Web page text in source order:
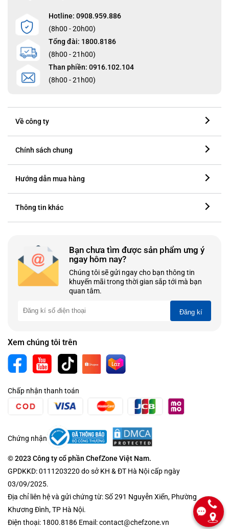
Hotline: 0908.959.886
(8h00 - 20h00)
Tổng đài: 1800.8186
(8h00 - 21h00)
Than phiền: 0916.102.104
(8h00 - 21h00)
Về công ty
Chính sách chung
Hướng dẫn mua hàng
Thông tin khác
Bạn chưa tìm được sản phẩm ưng ý
ngay hôm nay?
Chúng tôi sẽ gửi ngay cho bạn thông tin
khuyến mãi trong thời gian sắp tới mà bạn
quan tâm.
Đăng kí
Xem chúng tôi trên
Chấp nhận thanh toán
Chứng nhận
© 2023 Công ty cổ phần ChefZone Việt Nam.
GPDKKD: 0111203220 do sở KH & ĐT Hà Nội cấp ngày
03/09/2025.
Địa chỉ liên hệ và gửi chứng từ: Số 291 Nguyễn Xiển, Phường
Khương Đình, TP Hà Nội.
Điện thoại: 1800.8186 Email: contact@chefzone.vn